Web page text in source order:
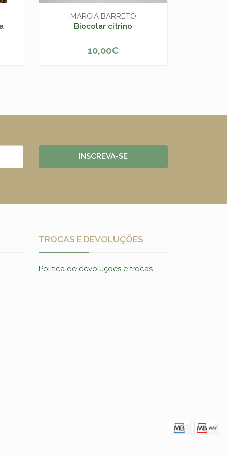
MARCIA BARRETO
Biocolar citrino
ESGOTADO
10,00€
INSCREVA-SE
TROCAS E DEVOLUÇÕES
Política de devoluções e trocas